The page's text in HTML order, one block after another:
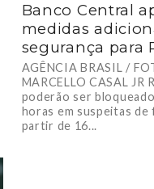
Banco Central
medidas
segurança para
AGÊNCIA BRASIL /
MARCELLO CASAL JR
poderão ser
horas em suspeitas de
partir de 16...